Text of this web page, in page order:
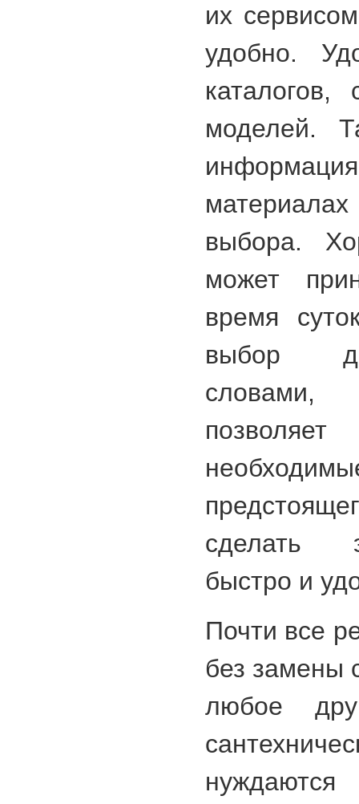
их
удобно.
моделей.
выбора.
может
время
выбор
словами,
сделать
быстро и
Почти все
без замены
любое